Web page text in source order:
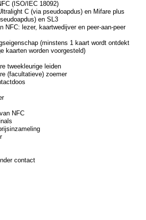
(ISO/IEC 18092)
C (via pseudoapdus) en Mifare plus
en SL3
NFC: lezer, kaartwedijver en peer-aan-peer
(minstens 1 kaart wordt ontdekt
kaarten worden voorgesteld)
tweekleurige leiden
(facultatieve) zoemer
NFC
contact